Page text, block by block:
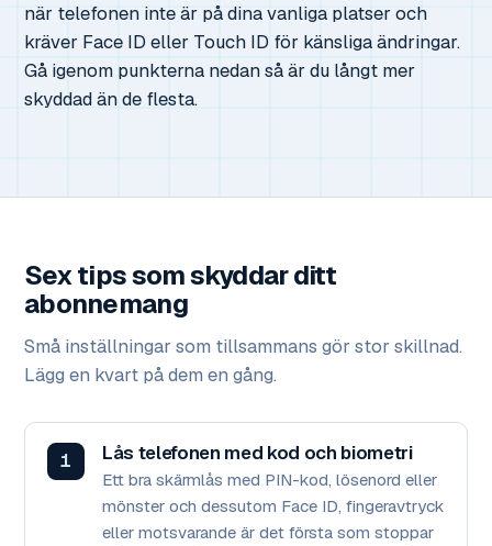
när telefonen inte är på dina vanliga platser och
kräver Face ID eller Touch ID för känsliga ändringar.
Gå igenom punkterna nedan så är du långt mer
skyddad än de flesta.
Sex tips som skyddar ditt
abonnemang
Små inställningar som tillsammans gör stor skillnad.
Lägg en kvart på dem en gång.
Lås telefonen med kod och biometri
Ett bra skärmlås med PIN-kod, lösenord eller
mönster och dessutom Face ID, fingeravtryck
eller motsvarande är det första som stoppar